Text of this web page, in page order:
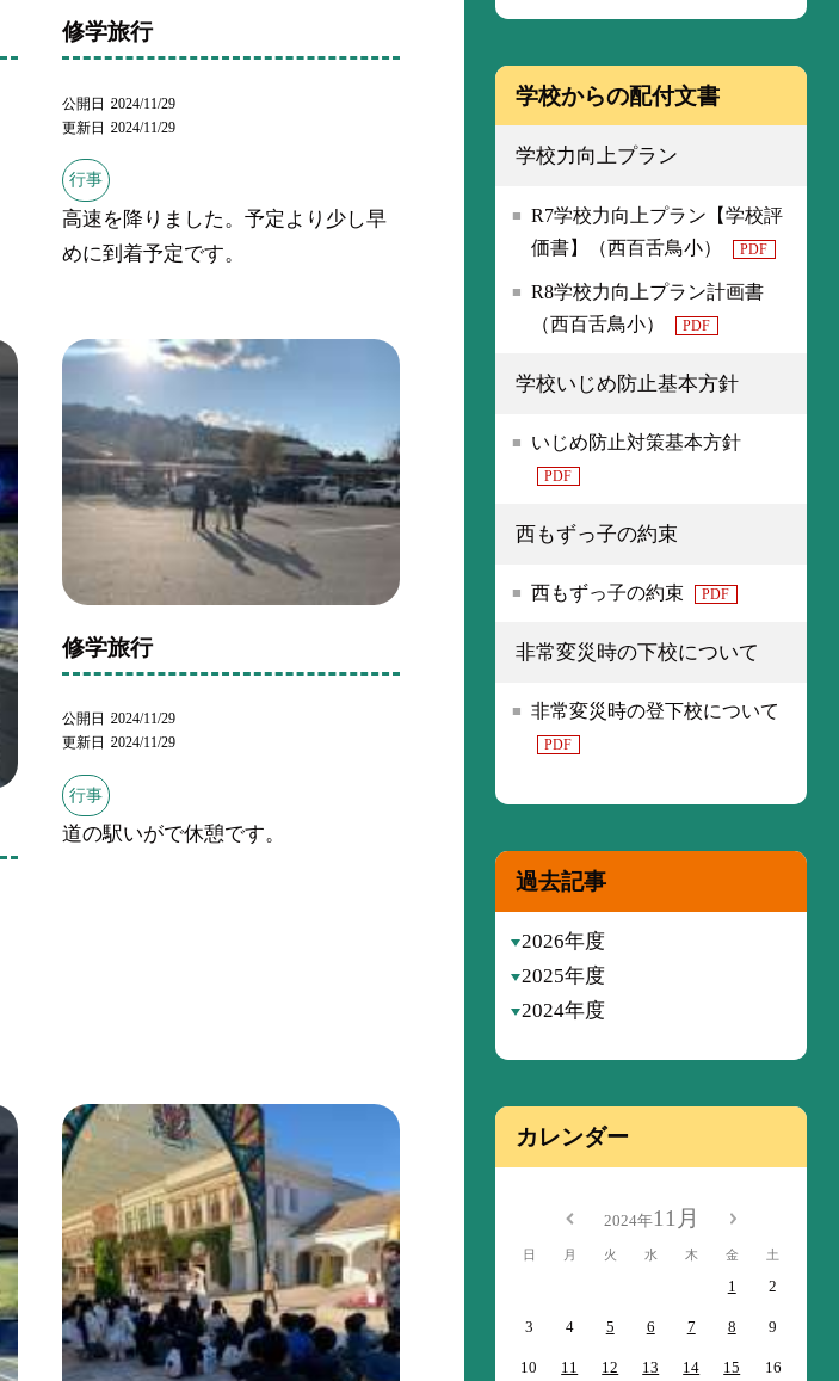
修学旅行
公開日 2024/11/29
更新日 2024/11/29
行事
高速を降りました。予定より少し早
めに到着予定です。
修学旅行
公開日 2024/11/29
更新日 2024/11/29
行事
道の駅いがで休憩です。
学校からの配付文書
学校力向上プラン
R7学校力向上プラン【学校評
価書】（西百舌鳥小）
PDF
R8学校力向上プラン計画書
（西百舌鳥小）
PDF
学校いじめ防止基本方針
いじめ防止対策基本方針
PDF
西もずっ子の約束
西もずっ子の約束 PDF
非常変災時の下校について
非常変災時の登下校について
PDF
過去記事
2026年度
2025年度
2024年度
カレンダー
2024年11月
日 月 火 水 木 金 土
1 2
3 4 5 6 7 8 9
10 11 12 13 14 15 16